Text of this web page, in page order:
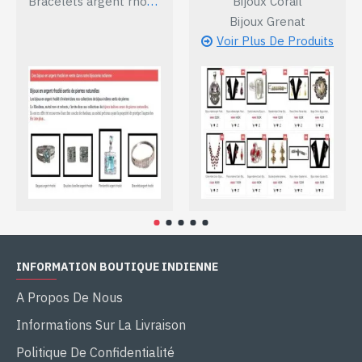
Bijoux Grenat
Voir Plus De Produits
INFORMATION BOUTIQUE INDIENNE
A Propos De Nous
Informations Sur La Livraison
Politique De Confidentialité